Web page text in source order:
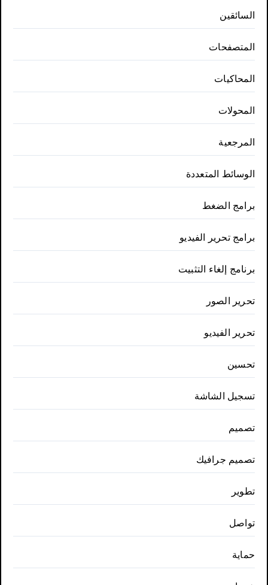
السائقين
المتصفحات
المحاكيات
المحولات
المرجعية
الوسائط المتعددة
برامج الضغط
برامج تحرير الفيديو
برنامج إلغاء التثبيت
تحرير الصور
تحرير الفيديو
تحسين
تسجيل الشاشة
تصميم
تصميم جرافيك
تطوير
تواصل
حماية